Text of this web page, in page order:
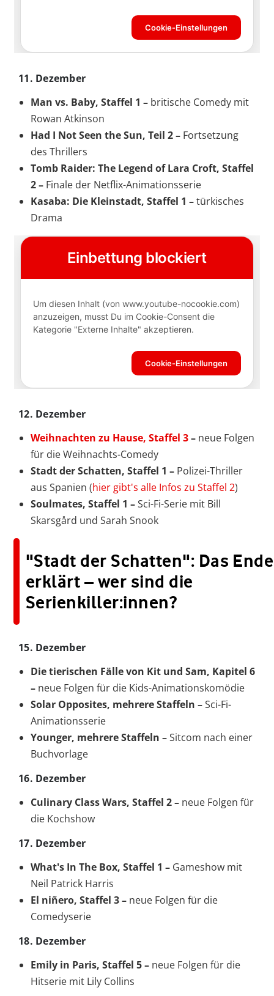
11. Dezember
Man vs. Baby, Staffel 1 – britische Comedy mit
Rowan Atkinson
Had I Not Seen the Sun, Teil 2 – Fortsetzung
des Thrillers
Tomb Raider: The Legend of Lara Croft, Staffel
2 – Finale der Netflix-Animationsserie
Kasaba: Die Kleinstadt, Staffel 1 –türkisches
Drama
12. Dezember
Weihnachten zu Hause, Staffel 3– neue Folgen
für die Weihnachts-Comedy
Stadt der Schatten, Staffel 1 – Polizei-Thriller
aus Spanien (hier gibt's alle Infos zu Staffel 2)
Soulmates, Staffel 1 –Sci-Fi-Serie mit Bill
Skarsgård und Sarah Snook
"Stadt der Schatten": Das Ende
erklärt – wer sind die
Serienkiller:innen?
15. Dezember
Die tierischen Fälle von Kit und Sam, Kapitel 6
– neue Folgen für die Kids-Animationskomödie
Solar Opposites, mehrere Staffeln –Sci-Fi-
Animationsserie
Younger, mehrere Staffeln –Sitcom nach einer
Buchvorlage
16. Dezember
Culinary Class Wars, Staffel 2 – neue Folgen für
die Kochshow
17. Dezember
What's In The Box, Staffel 1 – Gameshow mit
Neil Patrick Harris
El niñero, Staffel 3 – neue Folgen für die
Comedyserie
18. Dezember
Emily in Paris, Staffel 5 – neue Folgen für die
Hitserie mit Lily Collins